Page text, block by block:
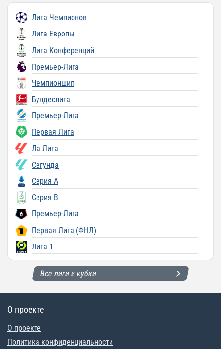
Лига Чемпионов
Лига Европы
Лига Конференций
Премьер-Лига
Чемпионшип
Бундеслига
Премьер-Лига
Первая Лига
Ла Лига
Сегунда
Серия A
Серия B
Премьер-Лига
Первая Лига (ФНЛ)
Лига 1
Все лиги и кубки
О проекте
О проекте
Политика конфиденциальности